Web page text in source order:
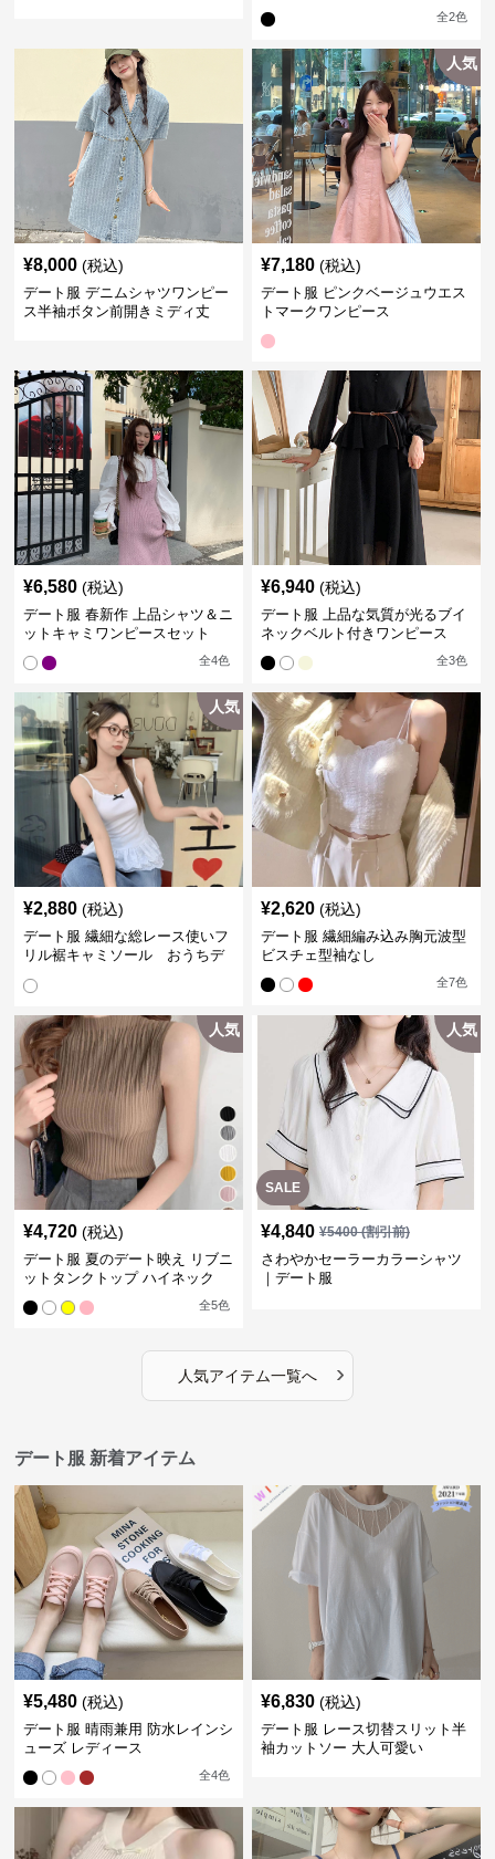
全2色
¥8,000 (税込)
デート服 デニムシャツワンピー
ス半袖ボタン前開きミディ丈
人気
¥7,180 (税込)
デート服 ピンクベージュウエス
トマークワンピース
¥6,580 (税込)
デート服 春新作 上品シャツ＆ニ
ットキャミワンピースセット
全4色
¥6,940 (税込)
デート服 上品な気質が光るブイ
ネックベルト付きワンピース
全3色
人気
¥2,880 (税込)
デート服 繊細な総レース使いフ
リル裾キャミソール おうちデ
¥2,620 (税込)
デート服 繊細編み込み胸元波型
ビスチェ型袖なし
全7色
人気
¥4,720 (税込)
デート服 夏のデート映え リブニ
ットタンクトップ ハイネック
全5色
SALE
人気
¥4,840 ¥5400(割引前)
さわやかセーラーカラーシャツ
｜デート服
人気アイテム一覧へ ›
デート服 新着アイテム
¥5,480 (税込)
デート服 晴雨兼用 防水レインシ
ューズ レディース
全4色
¥6,830 (税込)
デート服 レース切替スリット半
袖カットソー 大人可愛い